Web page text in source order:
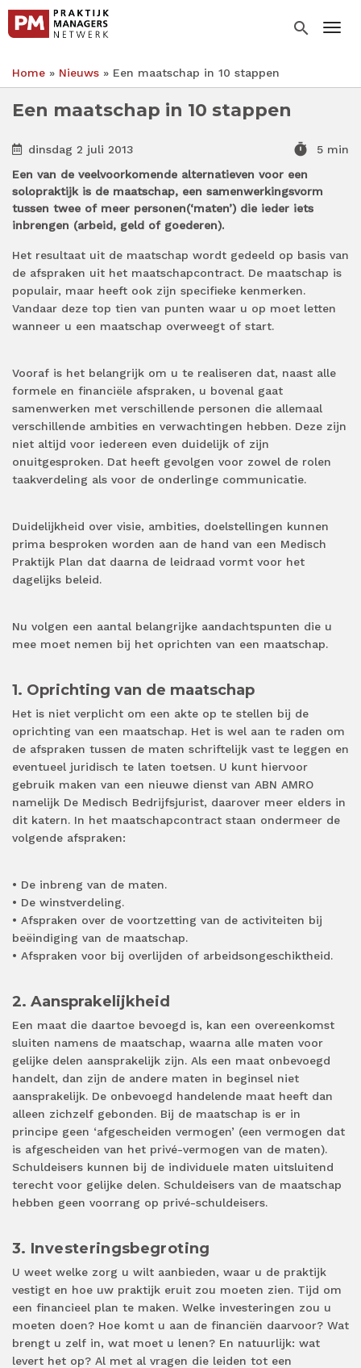
Overslaan
naar
inhoud
search
Home Nieuws Een maatschap in 10 stappen
Een maatschap in 10 stappen
dinsdag 2 juli 2013 timer
5 min
Een van de veelvoorkomende alternatieven voor een
solopraktijk is de maatschap, een samenwerkingsvorm
tussen twee of meer personen(‘maten’) die ieder iets
inbrengen (arbeid, geld of goederen).
Het resultaat uit de maatschap wordt gedeeld op basis van
de afspraken uit het maatschapcontract. De maatschap is
populair, maar heeft ook zijn specifieke kenmerken.
Vandaar deze top tien van punten waar u op moet letten
wanneer u een maatschap overweegt of start.
Vooraf is het belangrijk om u te realiseren dat, naast alle
formele en financiële afspraken, u bovenal gaat
samenwerken met verschillende personen die allemaal
verschillende ambities en verwachtingen hebben. Deze zijn
niet altijd voor iedereen even duidelijk of zijn
onuitgesproken. Dat heeft gevolgen voor zowel de rolen
taakverdeling als voor de onderlinge communicatie.
Duidelijkheid over visie, ambities, doelstellingen kunnen
prima besproken worden aan de hand van een Medisch
Praktijk Plan dat daarna de leidraad vormt voor het
dagelijks beleid.
Nu volgen een aantal belangrijke aandachtspunten die u
mee moet nemen bij het oprichten van een maatschap.
1. Oprichting van de maatschap
Het is niet verplicht om een akte op te stellen bij de
oprichting van een maatschap. Het is wel aan te raden om
de afspraken tussen de maten schriftelijk vast te leggen en
eventueel juridisch te laten toetsen. U kunt hiervoor
gebruik maken van een nieuwe dienst van ABN AMRO
namelijk De Medisch Bedrijfsjurist, daarover meer elders in
dit katern. In het maatschapcontract staan ondermeer de
volgende afspraken:
• De inbreng van de maten.
• De winstverdeling.
• Afspraken over de voortzetting van de activiteiten bij
beëindiging van de maatschap.
• Afspraken voor bij overlijden of arbeidsongeschiktheid.
2. Aansprakelijkheid
Een maat die daartoe bevoegd is, kan een overeenkomst
sluiten namens de maatschap, waarna alle maten voor
gelijke delen aansprakelijk zijn. Als een maat onbevoegd
handelt, dan zijn de andere maten in beginsel niet
aansprakelijk. De onbevoegd handelende maat heeft dan
alleen zichzelf gebonden. Bij de maatschap is er in
principe geen ‘afgescheiden vermogen’ (een vermogen dat
is afgescheiden van het privé-vermogen van de maten).
Schuldeisers kunnen bij de individuele maten uitsluitend
terecht voor gelijke delen. Schuldeisers van de maatschap
hebben geen voorrang op privé-schuldeisers.
3. Investeringsbegroting
U weet welke zorg u wilt aanbieden, waar u de praktijk
vestigt en hoe uw praktijk eruit zou moeten zien. Tijd om
een financieel plan te maken. Welke investeringen zou u
moeten doen? Hoe komt u aan de financiën daarvoor? Wat
brengt u zelf in, wat moet u lenen? En natuurlijk: wat
levert het op? Al met al vragen die leiden tot een